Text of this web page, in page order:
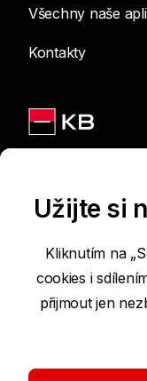
Všechny naše
Kontakty
Podmínky
Prohlášení o
Užijte si
Kliknutím na
cookies i
přijmout jen